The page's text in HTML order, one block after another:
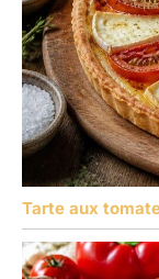
Tarte aux